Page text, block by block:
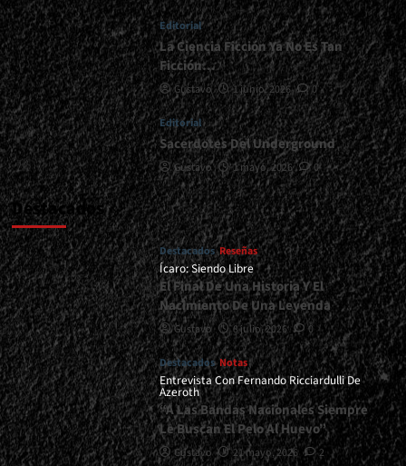
Editorial
La Ciencia Ficción Ya No Es Tan
Ficción…
Gustavo 1 junio, 2026 0
Editorial
Sacerdotes Del Underground
Gustavo 1 mayo, 2026 0
Destacados
Destacados Reseñas
Ícaro: Siendo Libre
El Final De Una Historia Y El
Nacimiento De Una Leyenda
Gustavo 8 julio, 2026 0
Destacados Notas
Entrevista Con Fernando Ricciardulli De
Azeroth
“A Las Bandas Nacionales Siempre
Le Buscan El Pelo Al Huevo”
Gustavo 21 mayo, 2026 2